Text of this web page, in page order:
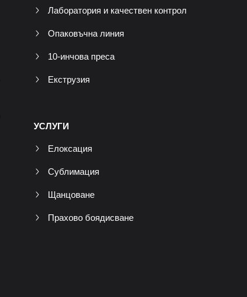
Лаборатория и качествен контрол
Опаковъчна линия
10-инчова преса
Екструзия
УСЛУГИ
Елоксация
Сублимация
Щанцоване
Прахово боядисване